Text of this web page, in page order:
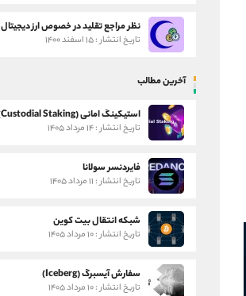
نظر مراجع تقلید در خصوص ارز دیجیتال
تاریخ انتشار : ۱۵ اسفند ۱۴۰۰
آخرین مطالب
استیکینگ امانی (Custodial Staking)
تاریخ انتشار : ۱۴ مرداد ۱۴۰۵
فایردنسر سولانا
تاریخ انتشار : ۱۱ مرداد ۱۴۰۵
شبکه انتقال بیت کوین
تاریخ انتشار : ۱۰ مرداد ۱۴۰۵
سفارش آیسبرگ (Iceberg)
تاریخ انتشار : ۱۰ مرداد ۱۴۰۵